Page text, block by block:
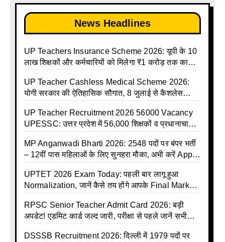
List 2025
News Headlines
UP Teachers Insurance Scheme 2026: यूपी के 10
लाख शिक्षकों और कर्मचारियों को मिलेगा ₹1 करोड़ तक का
UP Teacher Cashless Medical Scheme 2026:
योगी सरकार की ऐतिहासिक सौगात, 8 जुलाई से कैशलेस
UP Teacher Recruitment 2026 56000 Vacancy
UPESSC: उत्तर प्रदेश में 56,000 शिक्षकों व प्रधानाचार्यों
MP Anganwadi Bharti 2026: 2548 पदों पर बंपर भर्ती
– 12वीं पास महिलाओं के लिए सुनहरा मौका, अभी करें Apply
UPTET 2026 Exam Today: पहली बार लागू हुआ
Normalization, जानें कैसे तय होंगे आपके Final Marks
RPSC Senior Teacher Admit Card 2026: बड़ी
अपडेट! एडमिट कार्ड जल्द जारी, परीक्षा से पहले जानें सभी
DSSSB Recruitment 2026: दिल्ली में 1979 पदों पर